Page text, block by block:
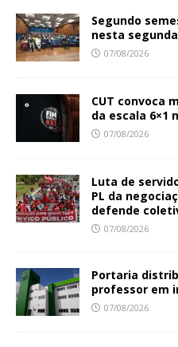
Segundo
nesta
07/08/2026
CUT convoca
da escala 6×1
07/08/2026
Luta de
PL da
defende
07/08/2026
Portaria
professor em
07/08/2026